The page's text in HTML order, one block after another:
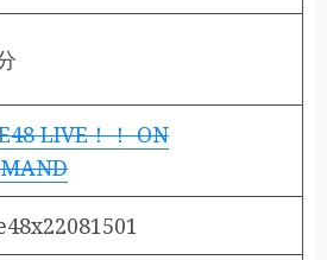
LIVE！！ ON